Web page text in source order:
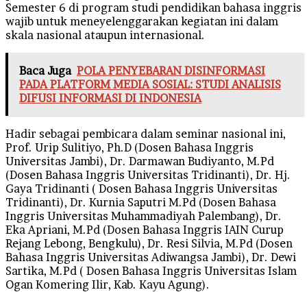
Semester 6 di program studi pendidikan bahasa inggris
wajib untuk meneyelenggarakan kegiatan ini dalam
skala nasional ataupun internasional.
Baca Juga POLA PENYEBARAN DISINFORMASI
PADA PLATFORM MEDIA SOSIAL: STUDI ANALISIS
DIFUSI INFORMASI DI INDONESIA
Hadir sebagai pembicara dalam seminar nasional ini,
Prof. Urip Sulitiyo, Ph.D (Dosen Bahasa Inggris
Universitas Jambi), Dr. Darmawan Budiyanto, M.Pd
(Dosen Bahasa Inggris Universitas Tridinanti), Dr. Hj.
Gaya Tridinanti ( Dosen Bahasa Inggris Universitas
Tridinanti), Dr. Kurnia Saputri M.Pd (Dosen Bahasa
Inggris Universitas Muhammadiyah Palembang), Dr.
Eka Apriani, M.Pd (Dosen Bahasa Inggris IAIN Curup
Rejang Lebong, Bengkulu), Dr. Resi Silvia, M.Pd (Dosen
Bahasa Inggris Universitas Adiwangsa Jambi), Dr. Dewi
Sartika, M.Pd ( Dosen Bahasa Inggris Universitas Islam
Ogan Komering Ilir, Kab. Kayu Agung).